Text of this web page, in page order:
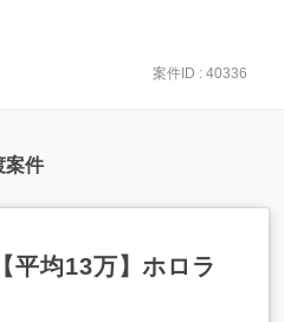
案件ID : 40336
案件
平均13万】ホロラ